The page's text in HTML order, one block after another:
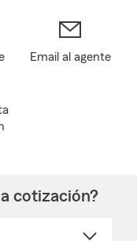
Email al agente
cotización?